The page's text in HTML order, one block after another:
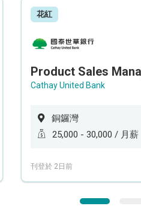
花紅
Cathay United Bank
銅鑼灣
25,000 - 30,000 / 月薪
刊登於 2日前